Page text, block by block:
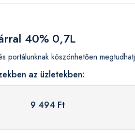
40% 0,7L
köszönhetően
az üzletekben:
9 494 Ft